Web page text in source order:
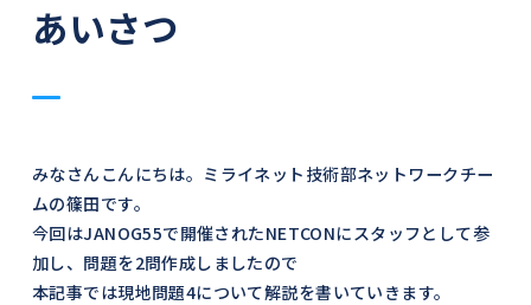
七宗町光インターネットサービス
受発注管理アプリ「惣菜EX」
プロバイダー・レンタルサーバー代理店
契約約款あいさつ
みなさんこんにちは。ミライネット技術部ネットワークチー
ムの篠田です。
今回はJANOG55で開催されたNETCONにスタッフとして参
加し、問題を2問作成しましたので
本記事では現地問題4について解説を書いていきます。